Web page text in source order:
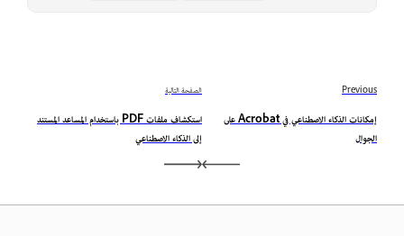
Previous
إمكانات الذكاء الاصطناعي في Acrobat على
الجوال
الصفحة التالية
استكشاف ملفات PDF باستخدام المساعد المستند
إلى الذكاء الاصطناعي